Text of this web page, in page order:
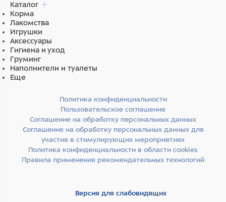
Каталог
Корма
Лакомства
Игрушки
Аксессуары
Гигиена и уход
Груминг
Наполнители и туалеты
Еще
Политика конфиденциальности
Пользовательское соглашение
Соглашение на обработку персональных данных
Соглашение на обработку персональных данных для
участия в стимулирующих мероприятиях
Политика конфиденциальности в области cookies
Правила применения рекомендательных технологий
Версия для слабовидящих